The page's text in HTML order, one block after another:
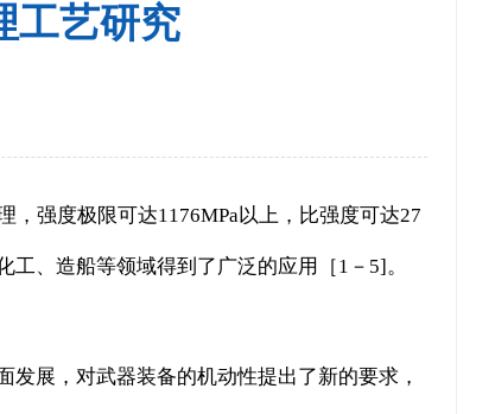
工艺研究
强度极限可达1176MPa以上，比强度可达27
、造船等领域得到了广泛的应用［1－5]。
展，对武器装备的机动性提出了新的要求，